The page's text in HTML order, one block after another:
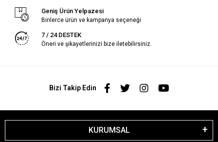
Geniş Ürün Yelpazesi
Binlerce ürün ve kampanya seçeneği
7 / 24 DESTEK
Öneri ve şikayetlerinizi bize iletebilirsiniz.
Bizi Takip Edin
KURUMSAL